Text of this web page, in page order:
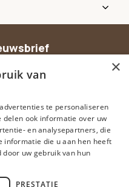
Abonneer
×
van
te personaliseren
delen ook informatie over uw
en analysepartners, die
informatie die u aan hen heeft
uw gebruik van hun
PRESTATIE